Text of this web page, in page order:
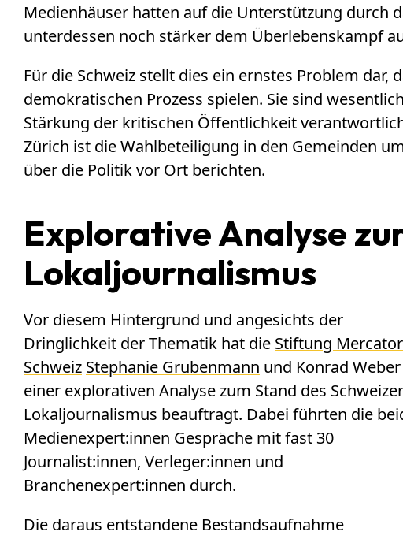
Medienhäuser hatten auf die Unterstützung durch
unterdessen noch stärker dem Überlebenskampf
Für die Schweiz stellt dies ein ernstes Problem dar,
demokratischen Prozess spielen. Sie sind
Stärkung der kritischen Öffentlichkeit
Zürich ist die Wahlbeteiligung in den Gemeinden
über die Politik vor Ort berichten.
Explorative Analyse
Lokaljournalismus
Vor diesem Hintergrund und angesichts der
Dringlichkeit der Thematik hat die Stiftung Mercator
Schweiz Stephanie Grubenmann und Konrad
einer explorativen Analyse zum Stand des Schweizer
Lokaljournalismus beauftragt. Dabei führten die
Medienexpert:innen Gespräche mit fast 30
Journalist:innen, Verleger:innen und
Branchenexpert:innen durch.
Die daraus entstandene Bestandsaufnahme